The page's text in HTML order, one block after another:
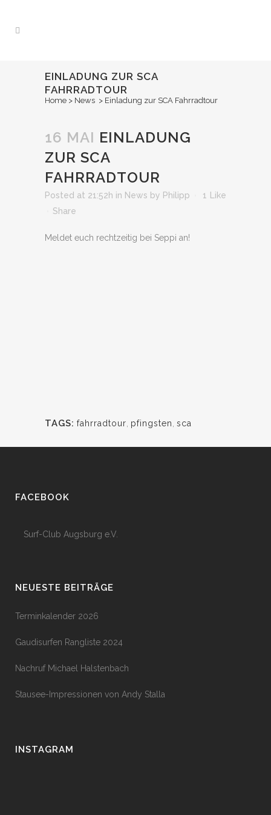
EINLADUNG ZUR SCA
FAHRRADTOUR
Home > News > Einladung zur SCA Fahrradtour
16 MAI EINLADUNG
ZUR SCA
FAHRRADTOUR
Posted at 21:52h in News by Philipp 1
Like
Share
Meldet euch rechtzeitig bei Seppi an!
TAGS: fahrradtour pfingsten sca
FACEBOOK
Surf-Club Augsburg e.V.
NEUESTE BEITRÄGE
Terminkalender 2026
Gaudisurfen Rangliste 2024
Nachruf Michael Halstenbach
Stausee-Impressionen von Andy Stalla
INSTAGRAM